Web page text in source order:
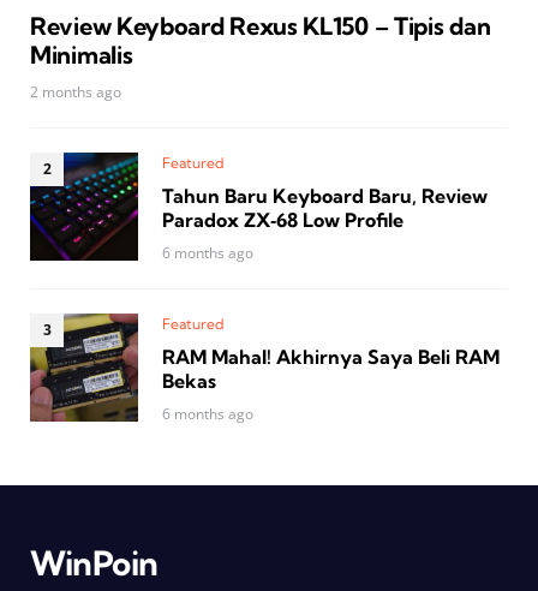
Review Keyboard Rexus KL150 – Tipis dan
Minimalis
2 months ago
Featured
Tahun Baru Keyboard Baru, Review
Paradox ZX‑68 Low Profile
6 months ago
Featured
RAM Mahal! Akhirnya Saya Beli RAM
Bekas
6 months ago
WinPoin